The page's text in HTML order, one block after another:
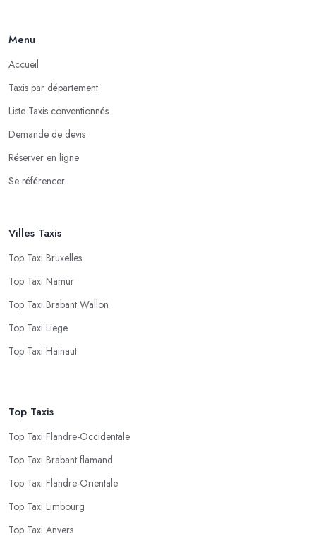
Menu
Accueil
Taxis par département
Liste Taxis conventionnés
Demande de devis
Réserver en ligne
Se référencer
Villes Taxis
Top Taxi Bruxelles
Top Taxi Namur
Top Taxi Brabant Wallon
Top Taxi Liege
Top Taxi Hainaut
Top Taxis
Top Taxi Flandre-Occidentale
Top Taxi Brabant flamand
Top Taxi Flandre-Orientale
Top Taxi Limbourg
Top Taxi Anvers